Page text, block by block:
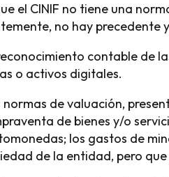
el CINIF no tiene una
no hay
contable de
o activos digitales.
de valuación,
de bienes y/o
los gastos de
de la entidad, pero